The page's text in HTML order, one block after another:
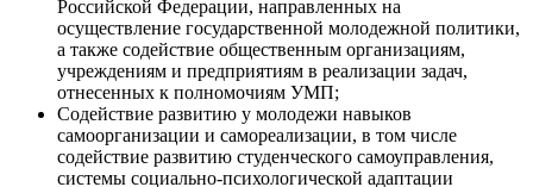
Российской Федерации, направленных на
осуществление государственной молодежной политики,
а также содействие общественным организациям,
учреждениям и предприятиям в реализации задач,
отнесенных к полномочиям УМП;
Содействие развитию у молодежи навыков
самоорганизации и самореализации, в том числе
содействие развитию студенческого самоуправления,
системы социально-психологической адаптации